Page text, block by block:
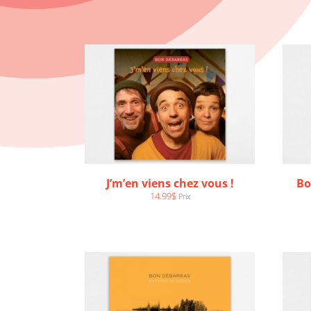
J’m’en viens chez vous !
14.99$ Prix
AJOUTER AU PANIER
/
DÉTAILS